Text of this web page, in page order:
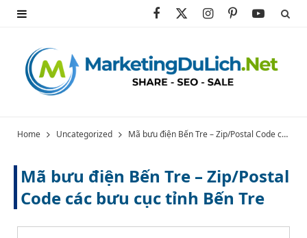
c
k
T
t
e
I
s
r
a
P
n
e
Y
u
e
Home Uncategorized Mã bưu điện Bến Tre – Zip/Postal Code các bưu cục tỉnh Bến Tre
Mã bưu điện Bến Tre – Zip/Postal
Code các bưu cục tỉnh Bến Tre